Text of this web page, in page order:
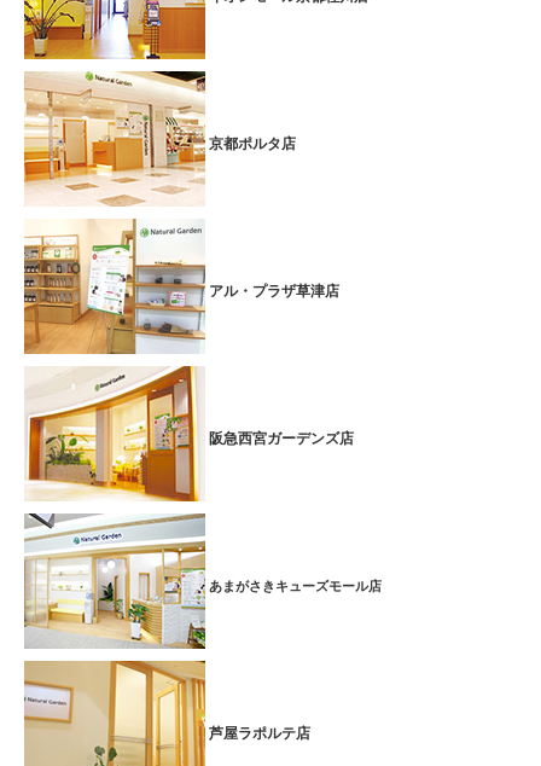
■期間：2026.1.2(金)～1.31(土)
和歌山ミオ北館店では上記期間中、
ャルコース！！として
期間限定のお得なコースをご用意しました！！
【 全身ボディケア50分 + ヘッドリフレッシュ10分 】
5,400円(税込5,940円)
全身ボディケアで身体をほぐし、ヘッドリフレッシュで頭や目の疲れ
を癒します。
寒さで身体が凝り固まってくるこの時期にはおすすめのコースです♪
お買い物の合間やお仕事帰りに、是非お越しください。
Xmas限定★贅沢な香りのローズオイルトリートメント
+ドライヘッドスパ
■期間：2025.12.1(月)～2025.12.25(木)
和歌山ミオ北館店では、
ローズオイルトリートメント60分+ドライヘッドスパ10分
7,500円(税込8,250円)を実施しております♪
ローズの贅沢な香りに包まれ、ゆったりとしたリラックスタイムを過
ごしませんか♪詳細はコチラ
溜まったお疲れスッキリ！夏のスペシャルコース
■期間：2025.7.1(火)～2025.7.21(月)
和歌山ミオ北館店では、サマーバーゲン特別コースとして、7月1日
(火)～7月21日(月)の期間、
【 夏のスぺシャルコース 】
フットケア30分＋部分ボディケア30分
円）にて！！
京都ポルタ店
アル・プラザ草津店
阪急西宮ガーデンズ店
あまがさきキューズモール店
芦屋ラポルテ店